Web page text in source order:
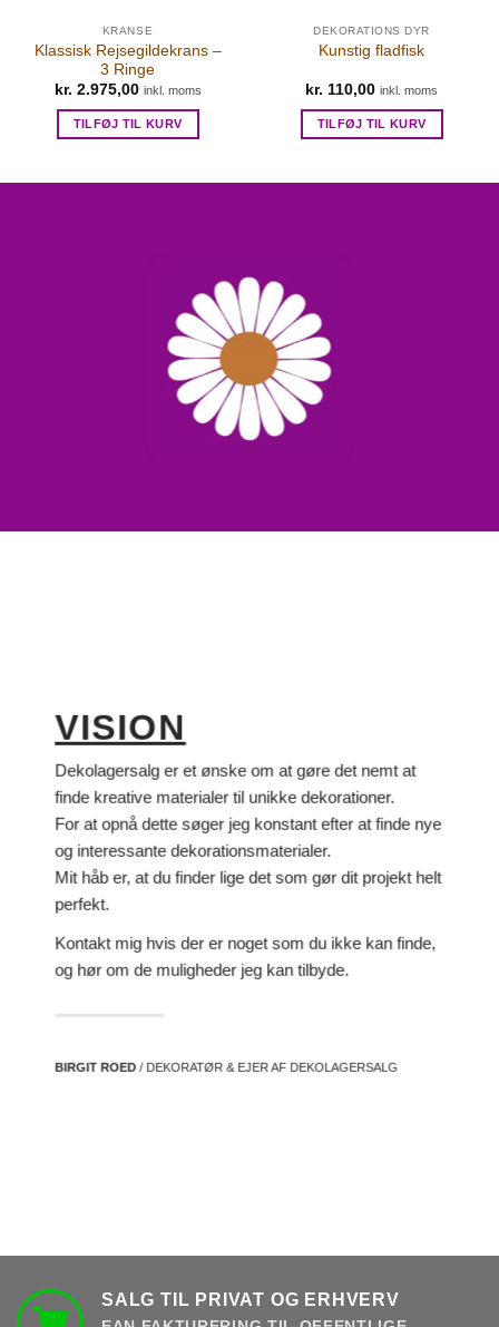
KRANSE
Klassisk Rejsegildekrans –
3 Ringe
kr. 2.975,00 inkl. moms
TILFØJ TIL KURV
DEKORATIONS DYR
Kunstig fladfisk
kr. 110,00 inkl. moms
TILFØJ TIL KURV
VISION
Dekolagersalg er et ønske om at gøre det nemt at
finde kreative materialer til unikke dekorationer.
For at opnå dette søger jeg konstant efter at finde nye
og interessante dekorationsmaterialer.
Mit håb er, at du finder lige det som gør dit projekt helt
perfekt.
Kontakt mig hvis der er noget som du ikke kan finde,
og hør om de muligheder jeg kan tilbyde.
BIRGIT ROED/ DEKORATØR & EJER AF DEKOLAGERSALG
SALG TIL PRIVAT OG ERHVERV